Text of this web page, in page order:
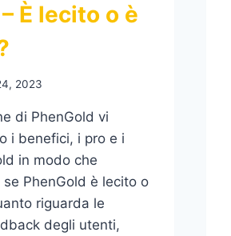
È lecito o è
2023
di PhenGold vi
i benefici, i pro e i
in modo che
PhenGold è lecito o
riguarda le
degli utenti,